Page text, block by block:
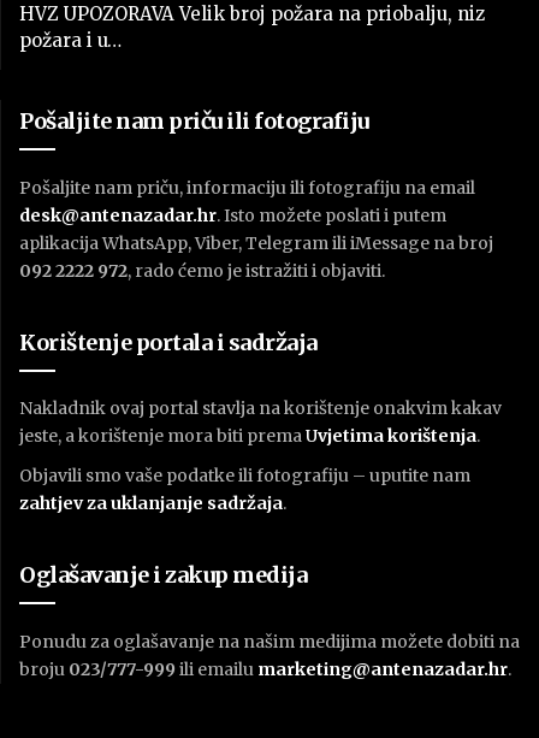
HVZ UPOZORAVA Velik broj požara na priobalju, niz
požara i u…
Pošaljite nam priču ili fotografiju
Pošaljite nam priču, informaciju ili fotografiju na email
desk@antenazadar.hr. Isto možete poslati i putem
aplikacija WhatsApp, Viber, Telegram ili iMessage na broj
092 2222 972, rado ćemo je istražiti i objaviti.
Korištenje portala i sadržaja
Nakladnik ovaj portal stavlja na korištenje onakvim kakav
jeste, a korištenje mora biti premaUvjetima korištenja.
Objavili smo vaše podatke ili fotografiju – uputite nam
zahtjev za uklanjanje sadržaja.
Oglašavanje i zakup medija
Ponudu za oglašavanje na našim medijima možete dobiti na
broju 023/777-999 ili emailu marketing@antenazadar.hr.